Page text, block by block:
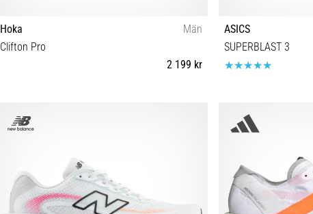
Hoka
Män
Clifton Pro
2 199 kr
ASICS
SUPERBLAST 3
37 37½ 38 39 39½